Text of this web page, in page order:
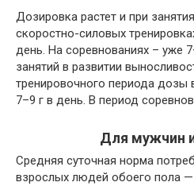
Дозировка растет и при
скоростно-силовых
день. На соревнованиях – уже
занятий в развитии
тренировочного периода
7–9 г в день. В период
Для мужчин
Средняя суточная норма
взрослых людей обоего пола